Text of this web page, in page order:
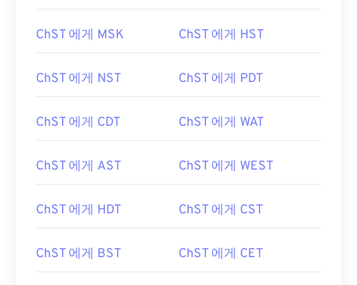
ChST 에게 MSK ChST 에게 HST
ChST 에게 NST ChST 에게 PDT
ChST 에게 CDT ChST 에게 WAT
ChST 에게 AST ChST 에게 WEST
ChST 에게 HDT ChST 에게 CST
ChST 에게 BST ChST 에게 CET